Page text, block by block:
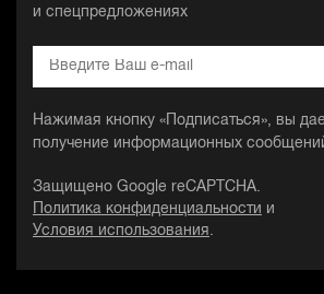
и спецпредложениях
Нажимая кнопку «Подписаться», вы
получение информационных
Защищено Google reCAPTCHA.
Политика конфиденциальности
и
Условия использования .